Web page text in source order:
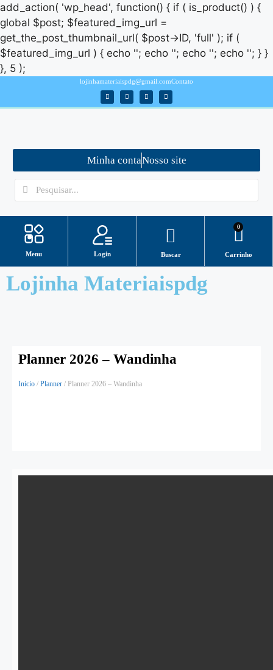
add_action( 'wp_head', function() { if ( is_product() ) {
global $post; $featured_img_url =
get_the_post_thumbnail_url( $post->ID, 'full' ); if (
$featured_img_url ) { echo ''; echo ''; echo ''; echo ''; } }
}, 5 );
lojinhamateriaispdg@gmail.comContato
Minha contaNosso site
Menu Login Buscar
0
Carrinho
Lojinha Materiaispdg
Planner 2026 – Wandinha
Início / Planner / Planner 2026 – Wandinha